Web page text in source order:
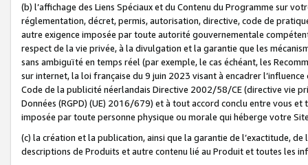
(b) l’affichage des Liens Spéciaux et du Contenu du Programme sur
réglementation, décret, permis, autorisation, directive, code de
autre exigence imposée par toute autorité gouvernementale
respect de la vie privée, à la divulgation et la garantie que les
sans ambiguïté en temps réel (par exemple, le cas échéant, les
sur internet, la loi française du 9 juin 2023 visant à encadrer
Code de la publicité néerlandais Directive 2002/58/CE (directive vie
Données (RGPD) (UE) 2016/679) et à tout accord conclu entre vous
imposée par toute personne physique ou morale qui héberge votre
(c) la création et la publication, ainsi que la garantie de l’exactitude,
descriptions de Produits et autre contenu lié au Produit et toutes les